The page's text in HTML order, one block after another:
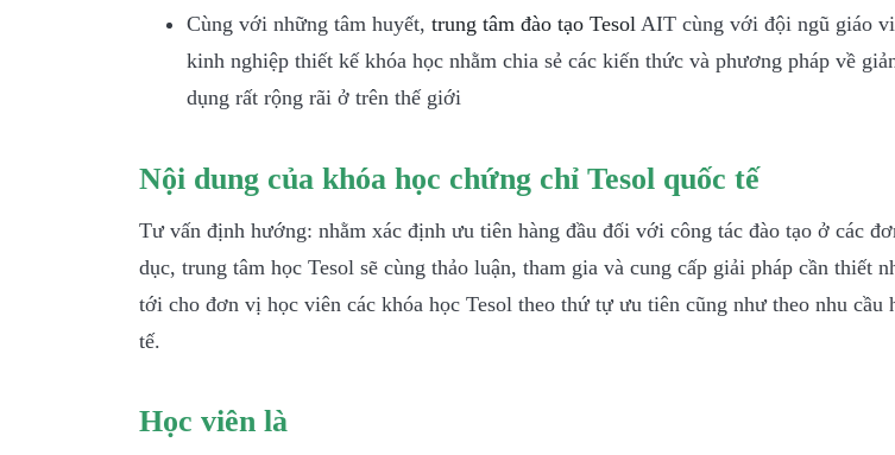
Cùng với những tâm huyết, trung tâm đào tạo Tesol AIT cùng với đội ngũ giáo
kinh nghiệp thiết kế khóa học nhằm chia sẻ các kiến thức và phương pháp về
dụng rất rộng rãi ở trên thế giới
Nội dung của khóa học chứng chỉ Tesol quốc tế
Tư vấn định hướng: nhằm xác định ưu tiên hàng đầu đối với công tác đào tạo ở các
dục, trung tâm học Tesol sẽ cùng thảo luận, tham gia và cung cấp giải pháp cần thiết
tới cho đơn vị học viên các khóa học Tesol theo thứ tự ưu tiên cũng như theo nhu cầu
tế.
Học viên là